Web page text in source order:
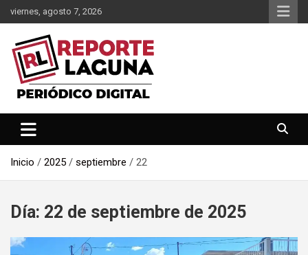
Saltar
al
contenido
viernes, agosto 7, 2026
Reporte Laguna
Inicio 2025 septiembre 22
Día: 22 de septiembre de 2025